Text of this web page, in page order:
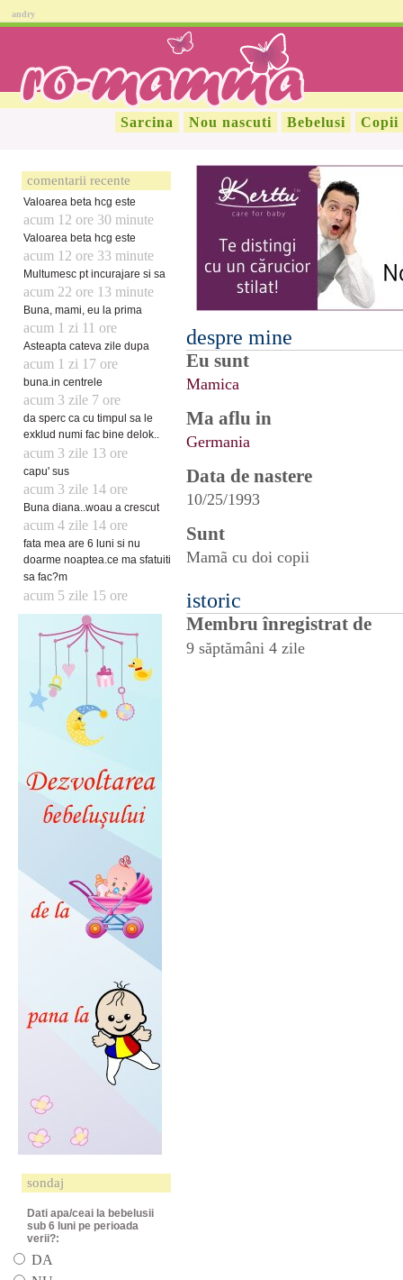
andry
Sarcina Nou nascuti Bebelusi Copii
comentarii recente
Valoarea beta hcg este
acum 12 ore 30 minute
Valoarea beta hcg este
acum 12 ore 33 minute
Multumesc pt incurajare si sa
acum 22 ore 13 minute
Buna, mami, eu la prima
acum 1 zi 11 ore
Asteapta cateva zile dupa
acum 1 zi 17 ore
buna.in centrele
acum 3 zile 7 ore
da sperc ca cu timpul sa le
exklud numi fac bine delok..
acum 3 zile 13 ore
capu' sus
acum 3 zile 14 ore
Buna diana..woau a crescut
acum 4 zile 14 ore
fata mea are 6 luni si nu
doarme noaptea.ce ma sfatuiti
sa fac?m
acum 5 zile 15 ore
sondaj
Dati apa/ceai la bebelusii
sub 6 luni pe perioada
verii?:
DA
despre mine
Eu sunt
Mamica
Ma aflu in
Germania
Data de nastere
10/25/1993
Sunt
Mamã cu doi copii
istoric
Membru înregistrat de
9 săptămâni 4 zile